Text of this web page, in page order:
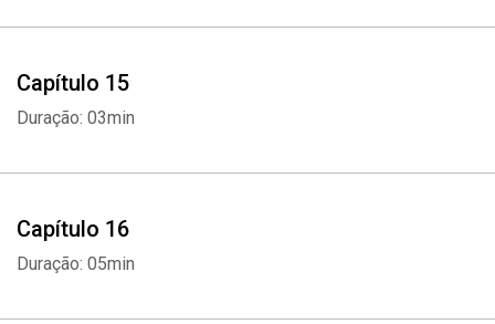
Capítulo 15
Duração: 03min
Capítulo 16
Duração: 05min